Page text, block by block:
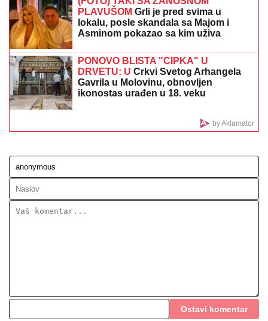
"STEFANI MI BRANI DA VIDIM DETE"
crnogorskom primorju! Terza i Munjez oči u oči, on
progovorio o tužbama: "Pretila mi je, pokazao sam joj
dokaze" (VIDEO)
Stvar je ozbiljna: Hitno se oglasila